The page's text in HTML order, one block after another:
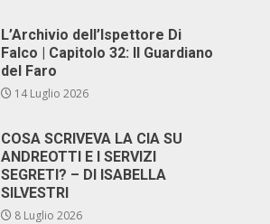
L’Archivio dell’Ispettore Di
Falco | Capitolo 32: Il Guardiano
del Faro
14 Luglio 2026
COSA SCRIVEVA LA CIA SU
ANDREOTTI E I SERVIZI
SEGRETI? – DI ISABELLA
SILVESTRI
8 Luglio 2026